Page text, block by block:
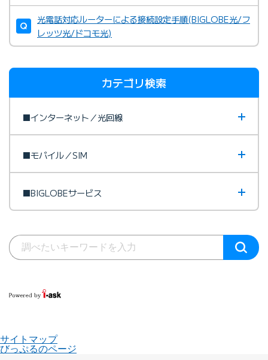
光電話対応ルーターによる接続設定手順(BIGLOBE光/フ
レッツ光/ドコモ光)
カテゴリ検索
■インターネット／光回線
■モバイル／SIM
■BIGLOBEサービス
サイトマップ
びっぷるのページ